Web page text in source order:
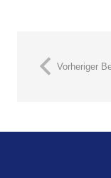
Vorheriger